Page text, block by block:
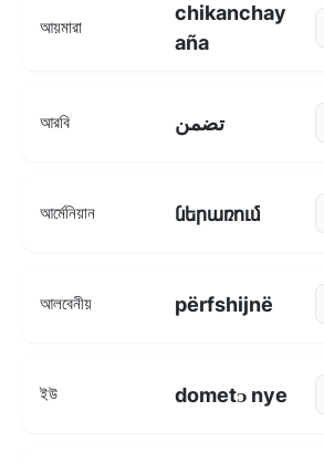
আয়মারা
chikanchay
aña
আরবি تضمن
আর্মেনিয়ান ներառում
আলবেনীয় përfshijnë
ইউ dometᴐ nye